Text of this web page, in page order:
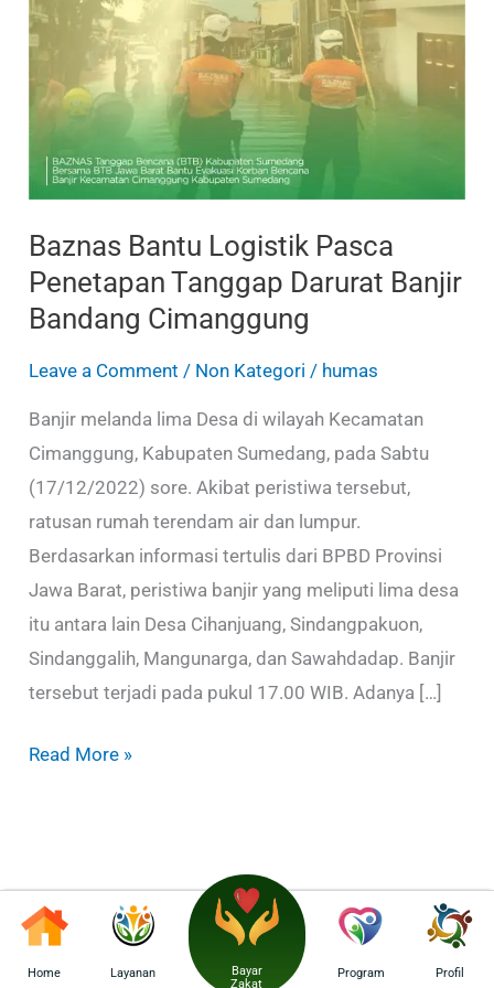
Baznas Bantu Logistik Pasca
Penetapan Tanggap Darurat Banjir
Bandang Cimanggung
Leave a Comment / Non Kategori / humas
Banjir melanda lima Desa di wilayah Kecamatan
Cimanggung, Kabupaten Sumedang, pada Sabtu
(17/12/2022) sore. Akibat peristiwa tersebut,
ratusan rumah terendam air dan lumpur.
Berdasarkan informasi tertulis dari BPBD Provinsi
Jawa Barat, peristiwa banjir yang meliputi lima desa
itu antara lain Desa Cihanjuang, Sindangpakuon,
Sindanggalih, Mangunarga, dan Sawahdadap. Banjir
tersebut terjadi pada pukul 17.00 WIB. Adanya […]
Logistik
Penetapan
Tanggap
Darurat
Banjir
Cimanggung
Read More »
Home Layanan
Bayar
Zakat
Program Profil